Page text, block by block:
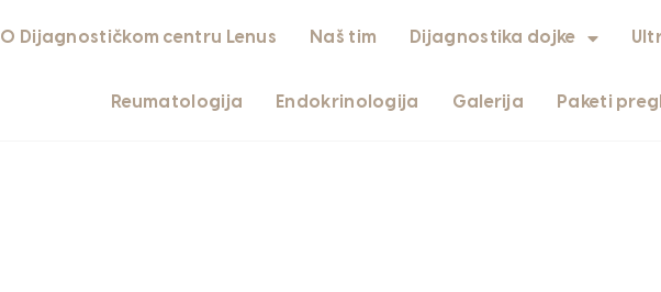
O Dijagnostičkom centru Lenus Naš tim Dijagnostika dojke
Reumatologija Endokrinologija Galerija Paketi